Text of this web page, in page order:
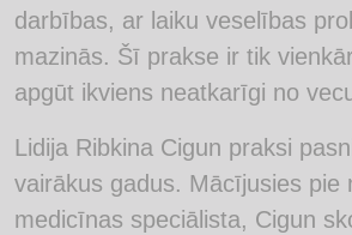
darbības, ar laiku veselības
mazinās. Šī prakse ir tik
apgūt ikviens neatkarīgi no
Lidija Ribkina Cigun praksi
vairākus gadus. Mācījusies pie
medicīnas speciālista, Cigun